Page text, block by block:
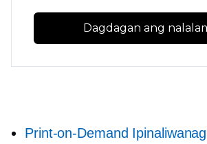
Dagdagan ang
Print-on-Demand